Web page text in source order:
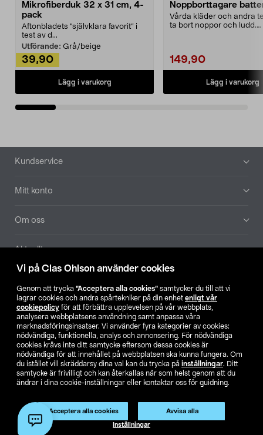
Vi på Clas Ohlson använder cookies
Genom att trycka ”Acceptera alla cookies” samtycker du till att vi
lagrar cookies och andra spårtekniker på din enhet enligt vår
cookiepolicy för att förbättra upplevelsen på vår webbplats,
analysera webbplatsens användning samt anpassa våra
marknadsföringsinsatser. Vi använder fyra kategorier av cookies:
nödvändiga, funktionella, analys och annonsering. För nödvändiga
cookies krävs inte ditt samtycke eftersom dessa cookies är
nödvändiga för att innehållet på webbplatsen ska kunna fungera. Om
du istället vill skräddarsy dina val kan du trycka på inställningar. Ditt
samtycke är frivilligt och kan återkallas när som helst genom att du
ändrar i dina cookie-inställningar eller kontaktar oss för guidning.
Acceptera alla cookies Avvisa alla
Inställningar
Mikrofiberduk 32 x 31 cm, 4-
pack
Aftonbladets "självklara favorit” i
test av d...
Utförande: Grå/beige
39,90
Lägg i varukorg
Noppborttagare
Vårda kläder och andra
ta bort noppor och ludd.
149,90
Lägg i varukorg
Sidfot
Kundservice
Mitt konto
Om oss
Aktuellt
Hitta butik
SE NO FI
Köpvillkor Privacy statement Klubbvillkor
För företag
Ändra till priser exklusive moms